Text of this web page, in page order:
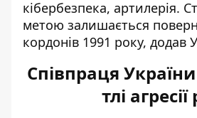
кібербезпека, артилерія.
метою залишається
кордонів 1991 року, додав
Співпраця
тлі